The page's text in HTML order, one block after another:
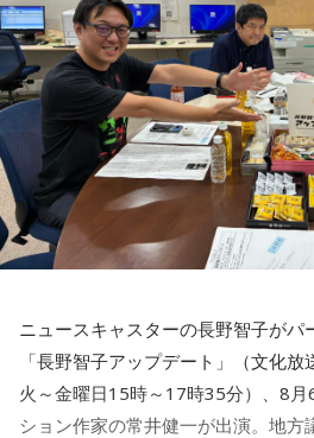
してみたんです。それがリスナーち
お揃いだったんだね！ うれしい～！
私も生まれたところが大阪なので、
んですよ。家族や親戚も観に来て
かったから頑張れたし、「551」も
たこ焼きも「りくろーおじさんの
た！
それに、いつも大阪でライブをする
がぶどうの差し入れをしてくれるの
大阪公演の前の日もお仕事だったん
終わったらすぐ大阪に帰って、ちょ
んにも会えたんですよ。それで、そ
て、家族が観に来てくれて、帰った
ニュースキャスターの長野智子がパ
「長野智子アップデート」（文化放
火～金曜日15時～17時35分）、8月
ション作家の常井健一が出演。地方